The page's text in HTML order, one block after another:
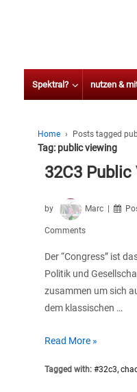
Spektral? nutzen &
Home › Posts tagged
Tag: public viewing
32C3 Public
by Marc
Comments
Der “Congress” ist
Politik und
zusammen um sich
dem klassischen …
32C3
Viewing
Read More »
Tagged with: #32c3,